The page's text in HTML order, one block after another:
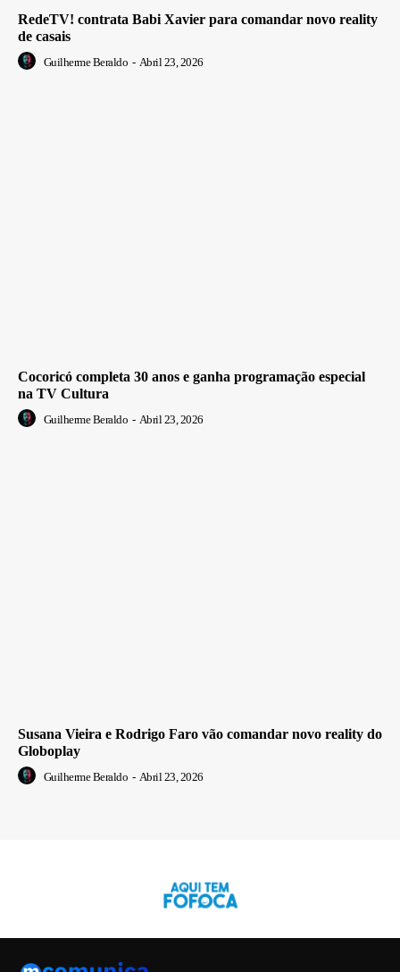
RedeTV! contrata Babi Xavier para comandar novo reality
de casais
Guilherme Beraldo - Abril 23, 2026
Cocoricó completa 30 anos e ganha programação especial
na TV Cultura
Guilherme Beraldo - Abril 23, 2026
Susana Vieira e Rodrigo Faro vão comandar novo reality do
Globoplay
Guilherme Beraldo - Abril 23, 2026